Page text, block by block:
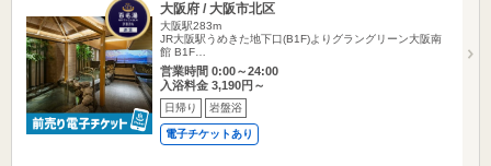
大阪府 / 大阪市北区
大阪駅283m
JR大阪駅うめきた地下口(B1F)よりグラングリーン大阪南
館 B1F…
営業時間 0:00～24:00
入浴料金 3,190円～
日帰り 岩盤浴
電子チケットあり